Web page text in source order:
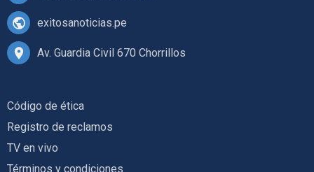
exitosanoticias.pe
Av. Guardia Civil 670 Chorrillos
Código de ética
Registro de reclamos
TV en vivo
Términos y condiciones